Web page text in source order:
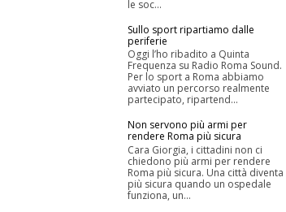
le soc...
Sullo sport ripartiamo dalle
periferie
Oggi l’ho ribadito a Quinta
Frequenza su Radio Roma Sound.
Per lo sport a Roma abbiamo
avviato un percorso realmente
partecipato, ripartend...
Non servono più armi per
rendere Roma più sicura
Cara Giorgia, i cittadini non ci
chiedono più armi per rendere
Roma più sicura. Una città diventa
più sicura quando un ospedale
funziona, un...